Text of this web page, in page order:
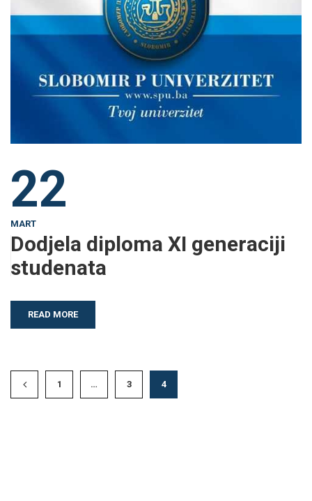
22
MART
Dodjela diploma XI generaciji
studenata
READ MORE
1 … 3 4